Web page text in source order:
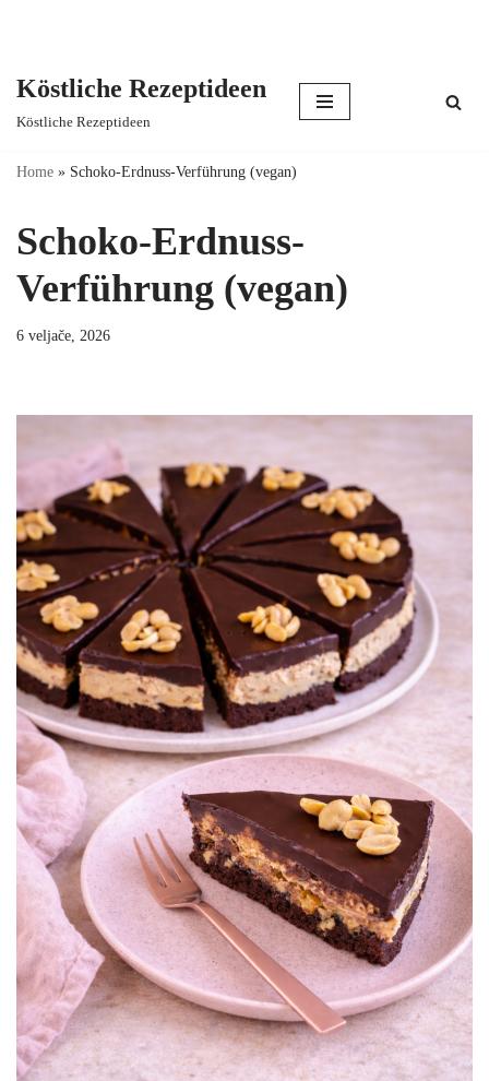
content
Köstliche Rezeptideen
Köstliche Rezeptideen
Home » Schoko-Erdnuss-Verführung (vegan)
Schoko-Erdnuss-
Verführung (vegan)
6 veljače, 2026